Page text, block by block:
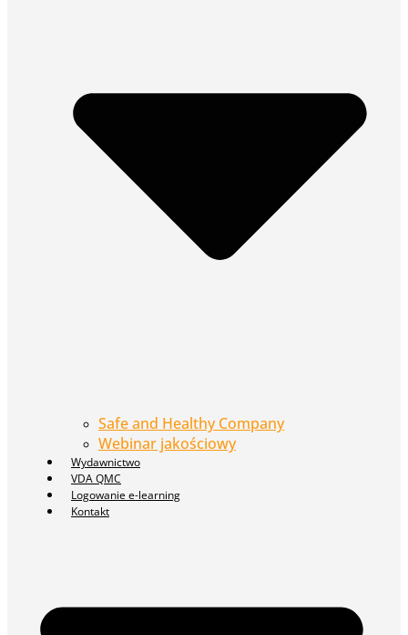
Safe and Healthy Company
Webinar jakościowy
Wydawnictwo
VDA QMC
Logowanie e-learning
Kontakt